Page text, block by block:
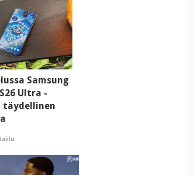
Samsung
Ultra -
täydellinen